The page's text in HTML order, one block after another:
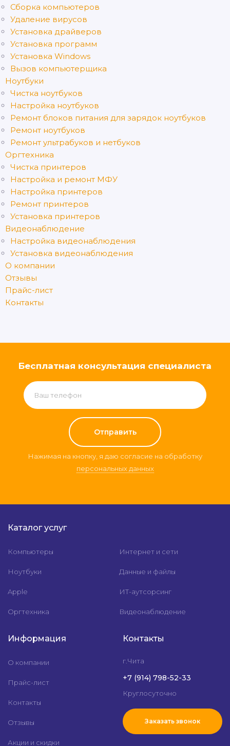
Сборка компьютеров
Удаление вирусов
Установка драйверов
Установка программ
Установка Windows
Вызов компьютерщика
Ноутбуки
Чистка ноутбуков
Настройка ноутбуков
Ремонт блоков питания для зарядок ноутбуков
Ремонт ноутбуков
Ремонт ультрабуков и нетбуков
Оргтехника
Чистка принтеров
Настройка и ремонт МФУ
Настройка принтеров
Ремонт принтеров
Установка принтеров
Видеонаблюдение
Настройка видеонаблюдения
Установка видеонаблюдения
О компании
Отзывы
Прайс-лист
Контакты
Бесплатная консультация специалиста
Нажимая на кнопку, я даю согласие на обработку
персональных данных
Каталог услуг
Компьютеры
Ноутбуки
Apple
Оргтехника
Интернет и сети
Данные и файлы
ИТ-аутсорсинг
Видеонаблюдение
Информация
О компании
Прайс-лист
Контакты
Отзывы
Акции и скидки
Контакты
г.Чита
+7 (914) 798-52-33
Круглосуточно
Заказать звонок